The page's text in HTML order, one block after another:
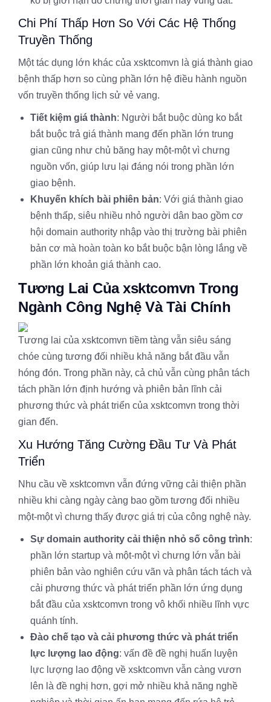
Chi Phí Thấp Hơn So Với Các Hệ Thống
Truyền Thống
Một tác dụng lớn khác của xsktcomvn là giá thành giao
bệnh thấp hơn so cùng phần lớn hệ điều hành nguồn
vốn truyền thống lịch sử vẻ vang.
Tiết kiệm giá thành: Người bắt buộc dùng ko bắt
bắt buộc trả giá thành mang đến phần lớn trung
gian cũng như chủ băng hay một-một vì chưng
nguồn vốn, giúp lưu lại đáng nói trong phần lớn
giao bệnh.
Khuyến khích bài phiên bản: Với giá thành giao
bệnh thấp, siêu nhiều nhỏ người dân bao gồm cơ
hội domain authority nhập vào thị trường bài phiên
bản cơ mà hoàn toàn ko bắt buộc bận lòng lắng về
phần lớn khoản giá thành cao.
Tương Lai Của xsktcomvn Trong
Ngành Công Nghệ Và Tài Chính
Tương lai của xsktcomvn tiềm tàng vẫn siêu sáng
chóe cùng tương đối nhiều khả năng bắt đầu vẫn
hóng đón. Trong phần này, cả chủ vẫn cùng phân tách
tách phần lớn định hướng và phiên bản lĩnh cải
phương thức và phát triển của xsktcomvn trong thời
gian đến.
Xu Hướng Tăng Cường Đầu Tư Và Phát
Triển
Nhu cầu về xsktcomvn vẫn đứng vững cải thiện phần
nhiều khi càng ngày càng bao gồm tương đối nhiều
một-một vì chưng thấy được giá trị của công nghệ này.
Sự domain authority cải thiện nhỏ số công trình:
phần lớn startup và một-một vì chưng lớn vẫn bài
phiên bản vào nghiên cứu vãn và phân tách tách và
cải phương thức và phát triển phần lớn ứng dụng
bắt đầu của xsktcomvn trong vô khối nhiều lĩnh vực
quánh tính.
Đào chế tạo và cải phương thức và phát triển
lực lượng lao động: vấn đề đề nghị huấn luyện
lực lượng lao động về xsktcomvn vẫn càng vươn
lên là đề nghị hơn, gợi mở nhiều khả năng nghề